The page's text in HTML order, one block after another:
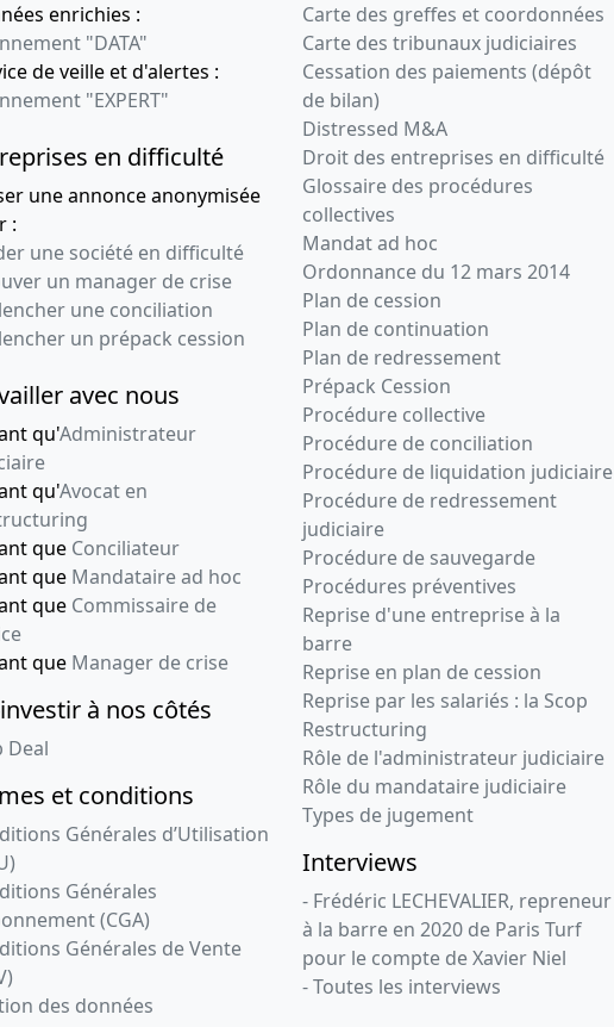
enrichies :
"DATA"
de veille et d'alertes :
"EXPERT"
en difficulté
une annonce anonymisée
:
une société en difficulté
un manager de crise
une conciliation
un prépack cession
avec nous
qu'Administrateur
qu'Avocat en
que Conciliateur
que Mandataire ad hoc
que Commissaire de
que Manager de crise
à nos côtés
Deal
et conditions
Générales d’Utilisation
Générales
(CGA)
Générales de Vente
des données
Carte des greffes et coordonnées
Carte des tribunaux judiciaires
Cessation des paiements (dépôt
de bilan)
Distressed M&A
Droit des entreprises en difficulté
Glossaire des procédures
collectives
Mandat ad hoc
Ordonnance du 12 mars 2014
Plan de cession
Plan de continuation
Plan de redressement
Prépack Cession
Procédure collective
Procédure de conciliation
Procédure de liquidation judiciaire
Procédure de redressement
judiciaire
Procédure de sauvegarde
Procédures préventives
Reprise d'une entreprise à la
barre
Reprise en plan de cession
Reprise par les salariés : la Scop
Restructuring
Rôle de l'administrateur judiciaire
Rôle du mandataire judiciaire
Types de jugement
Interviews
- Frédéric LECHEVALIER, repreneur
à la barre en 2020 de Paris Turf
pour le compte de Xavier Niel
- Toutes les interviews